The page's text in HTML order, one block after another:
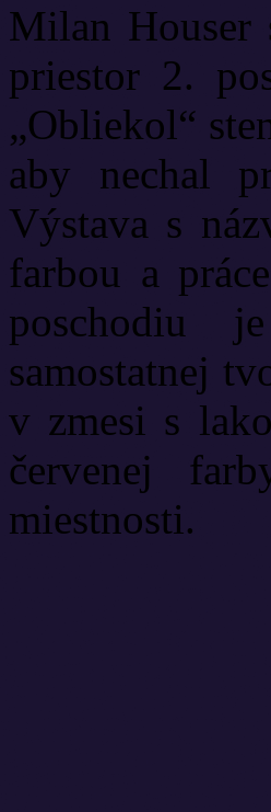
Milan Houser
priestor 2.
„Obliekol“
aby nechal
Výstava s
farbou a
poschodiu
samostatnej
v zmesi s
červenej
miestnosti.